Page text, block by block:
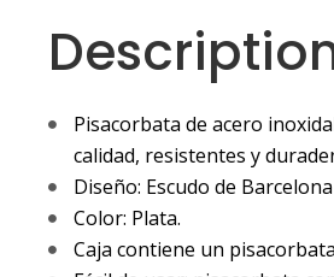
Pisacorbata de acero
calidad, resistentes y
Diseño: Escudo de Barcelona
Color: Plata.
Caja contiene un